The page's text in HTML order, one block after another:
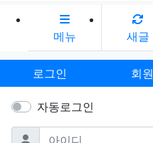
메뉴 새글
로그인 회
자동로그인
아이디
필수